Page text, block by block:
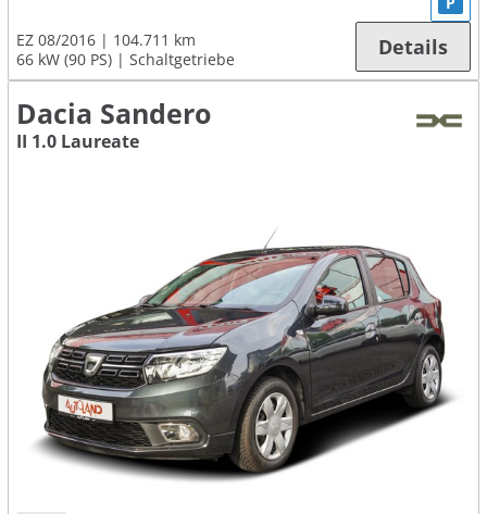
EZ 08/2016
104.711 km
66 kW (90 PS)
Schaltgetriebe Details
Dacia Sandero
II 1.0 Laureate